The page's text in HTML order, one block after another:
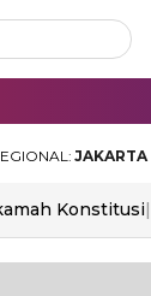
JAKARTA
Konstitusi